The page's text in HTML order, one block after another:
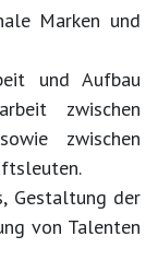
Marken und
und Aufbau
zwischen
zwischen
Gestaltung der
von Talenten